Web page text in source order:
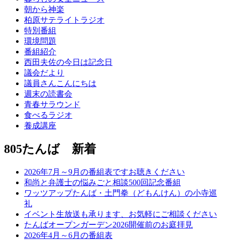
朝から神楽
柏原サテライトラジオ
特別番組
環境問題
番組紹介
西田夫佐の今日は記念日
議会だより
議員さんこんにちは
週末の読書会
青春サラウンド
食べるラジオ
養成講座
805たんば 新着
2026年7月～9月の番組表ですお聴きください
和尚と弁護士の悩みごと相談500回記念番組
ワッツアップたんば・土門拳（どもんけん）の小寺巡
礼
イベント生放送も承ります、お気軽にご相談ください
たんばオープンガーデン2026開催前のお庭拝見
2026年4月～6月の番組表